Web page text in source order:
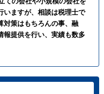
いますが、相談は税理士で
対策はもちろんの事、融
報提供を行い、実績も数多